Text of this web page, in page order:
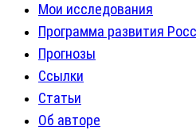
Мои исследования
Программа развития
Прогнозы
Ссылки
Статьи
Об авторе